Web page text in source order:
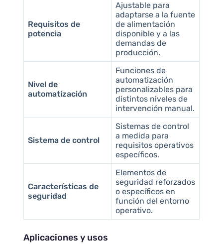
Requisitos de
potencia
Ajustable para
adaptarse a la fuente
de alimentación
disponible y a las
demandas de
producción.
Nivel de
automatización
Funciones de
automatización
personalizables para
distintos niveles de
intervención manual.
Sistema de control
Sistemas de control
a medida para
requisitos operativos
específicos.
Características de
seguridad
Elementos de
seguridad reforzados
o específicos en
función del entorno
operativo.
Aplicaciones y usos